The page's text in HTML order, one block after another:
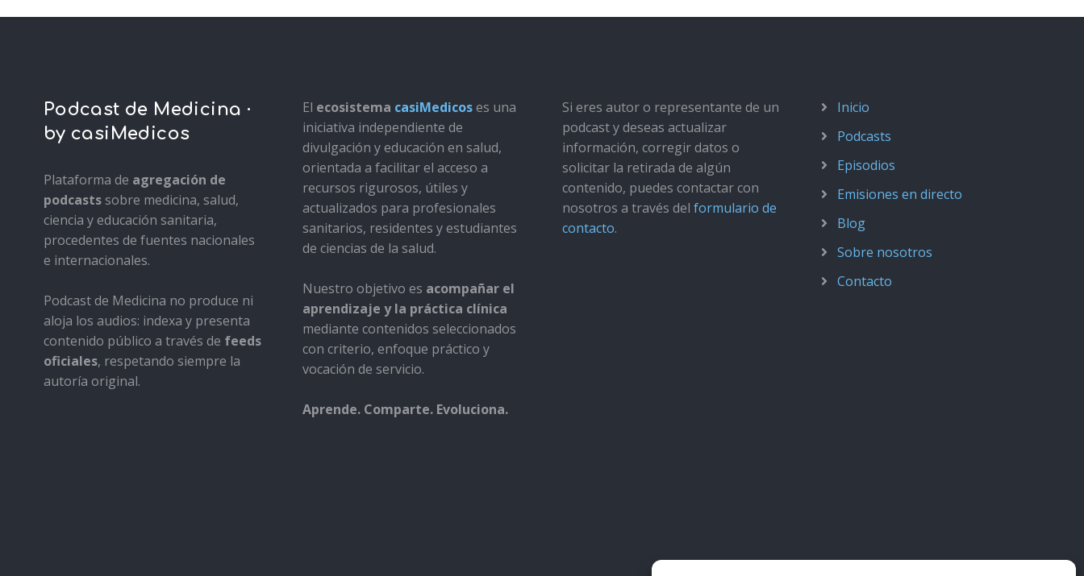
Podcast de Medicina ·
by casiMedicos
Plataforma de agregación de
podcastssobre medicina, salud,
ciencia y educación sanitaria,
procedentes de fuentes nacionales
e internacionales.
Podcast de Medicina no produce ni
aloja los audios: indexa y presenta
contenido público a través de feeds
oficiales, respetando siempre la
autoría original.
El ecosistema casiMedicoses una
iniciativa independiente de
divulgación y educación en salud,
orientada a facilitar el acceso a
recursos rigurosos, útiles y
actualizados para profesionales
sanitarios, residentes y estudiantes
de ciencias de la salud.
Nuestro objetivo es acompañar el
aprendizaje y la práctica clínica
mediante contenidos seleccionados
con criterio, enfoque práctico y
vocación de servicio.
Aprende. Comparte. Evoluciona.
Si eres autor o representante de un
podcast y deseas actualizar
información, corregir datos o
solicitar la retirada de algún
contenido, puedes contactar con
nosotros a través del formulario de
contacto.
Inicio
Podcasts
Episodios
Emisiones en directo
Blog
Sobre nosotros
Contacto